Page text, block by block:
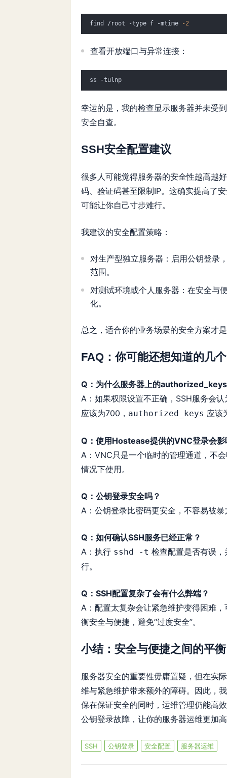
find /root -type f -mtime -2
查看开放端口与异常连接：
ss -tulnp
幸运的是，我的检查显示服务器并未受
安全自查。
SSH安全配置建议
很多人可能觉得服务器的安全性越高越
码、验证码甚至限制IP。这确实提高了
可能让你自己寸步难行。
我建议的安全配置策略：
对生产型独立服务器：启用公钥登录
范围。
对测试环境或个人服务器：在安全与
化。
总之，适合你的业务场景的安全方案才
FAQ：你可能还想知道的几
Q：为什么服务器上的
A：如果权限设置不正确，SSH服务会
应该为700， authorized_keys 应该
Q：使用Hostease提供的VNC登录会
A：VNC只是一个临时的管理通道，不
情况下使用。
Q：公钥登录安全吗？
A：公钥登录比密码更安全，不容易被
Q：如何确认SSH服务已经正常？
A：执行 sshd -t 检查配置是否有误，
行。
Q：SSH配置复杂了会有什么弊端？
A：配置太复杂会让紧急维护变得困难
衡安全与便捷，避免“过度安全”。
小结：安全与便捷之间的平衡
服务器安全的重要性毋庸置疑，但在实
维与紧急维护带来额外的障碍。因此，
保在保证安全的同时，运维管理仍能高
公钥登录故障，让你的服务器运维更加
SSH 公钥登录 安全配置 服务器运维